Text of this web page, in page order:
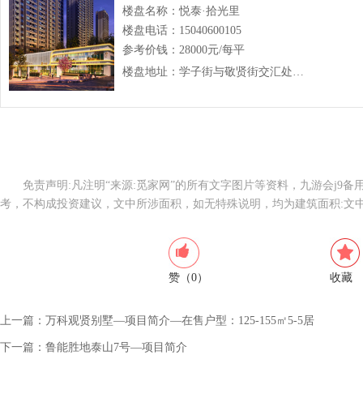
楼盘名称：悦泰·拾光里
楼盘电话： 15040600105
参考价钱： 28000元/每平
楼盘地址： 学子街与敬贤街交汇处（接待时间 09:00 - 18:00）
免责声明:凡注明“来源:觅家网”的所有文字图片等资料，九游会j9
考，不构成投资建议，文中所涉面积，如无特殊说明，均为建筑面积:文
赞（0） 收藏
上一篇： 万科观贤别墅—项目简介—在售户型：125-155㎡5-5居
下一篇： 鲁能胜地泰山7号—项目简介